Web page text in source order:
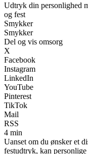
Udtryk din personlighed
og fest
Smykker
Smykker
Del og vis omsorg
X
Facebook
Instagram
LinkedIn
YouTube
Pinterest
TikTok
Mail
RSS
4 min
Uanset om du ønsker et
festudtryk, kan